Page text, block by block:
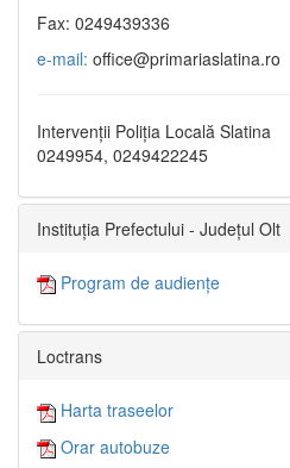
Fax: 0249439336
e-mail: office@primariaslatina.ro
Intervenții Poliția Locală Slatina
0249954, 0249422245
Instituția Prefectului - Județul Olt
Program de audiențe
Loctrans
Harta traseelor
Orar autobuze